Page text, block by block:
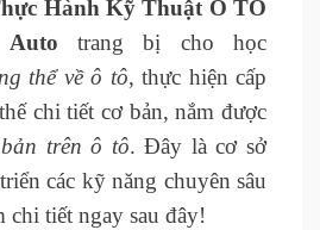
Hành Kỹ Thuật Ô TÔ
trang bị cho học
thể về ô tô, thực hiện cấp
chi tiết cơ bản, nắm được
trên ô tô. Đây là cơ sở
các kỹ năng chuyên sâu
chi tiết ngay sau đây!